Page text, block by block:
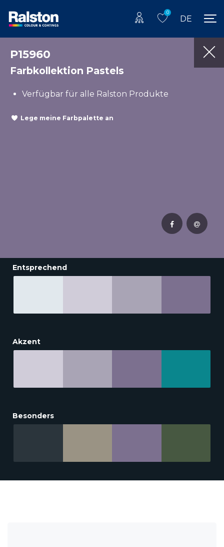
0
DE
P15960
Farbkollektion Pastels
Verfügbar für alle Ralston Produkte
Lege meine Farbpalette an
Entsprechend
Akzent
Besonders